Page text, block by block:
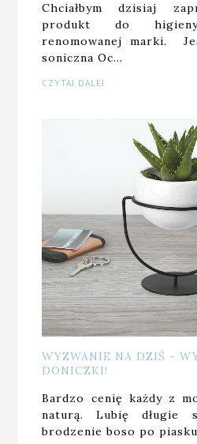
Chciałbym dzisiaj
produkt do
renomowanej marki.
soniczna Oc…
CZYTAJ DALEJ
WYZWANIE NA DZIŚ -
DONICZKI!
Bardzo cenię każdy z
naturą. Lubię długie
brodzenie boso po